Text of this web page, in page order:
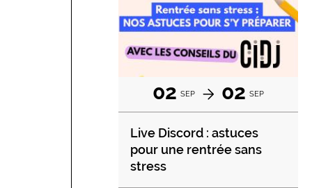
02 SEP 02 SEP
Live Discord : astuces
pour une rentrée sans
stress